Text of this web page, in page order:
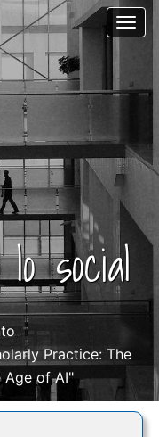
social
Practice: The
Age of AI"